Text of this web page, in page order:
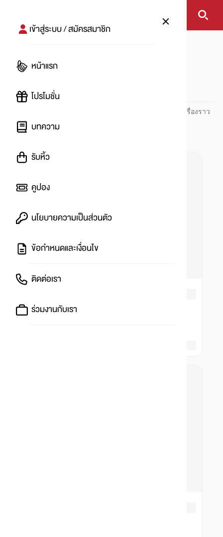
เข้าสู่ระบบ / สมัครสมาชิก
หน้าแรก
โปรโมชั่น
บทความ
รับหิ้ว
คูปอง
นโยบายความเป็นส่วนตัว
ข้อกำหนดและเงื่อนไข
ติดต่อเรา
ร่วมงานกับเรา
#
ปันโปร PUNPRO ที่ 1 ด้านโปรโมชัน อัปเดตและติดตามทุกเรื่องราว
โปรโมชัน